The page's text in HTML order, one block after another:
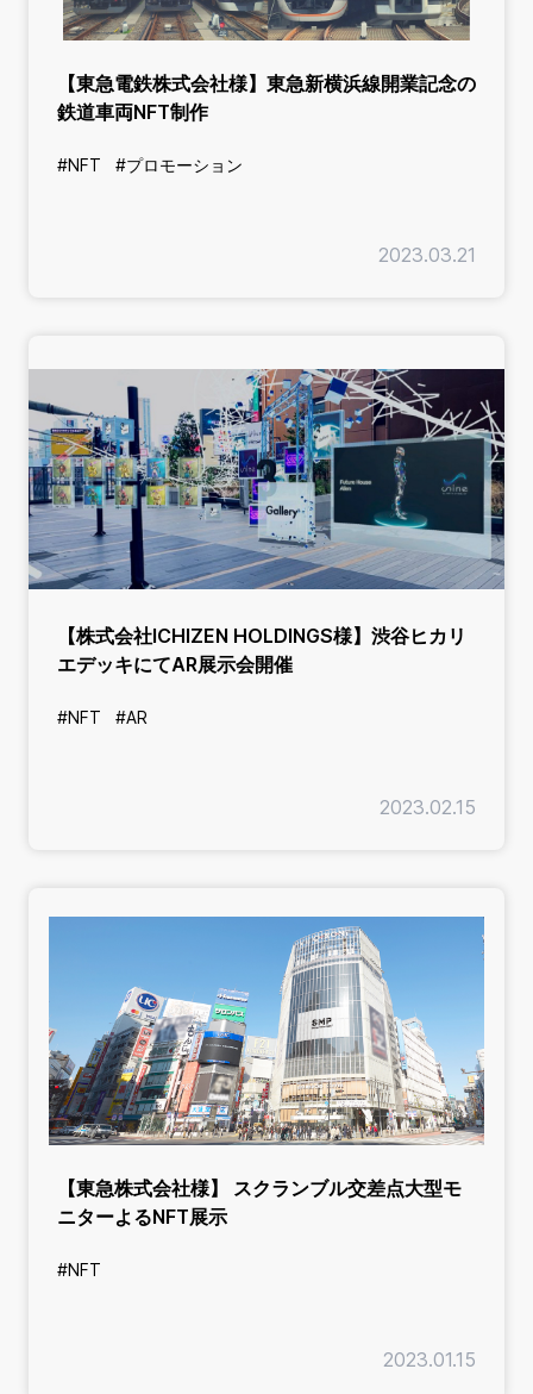
【東急電鉄株式会社様】東急新横浜線開業記念の
鉄道車両NFT制作
#NFT #プロモーション
2023.03.21
【株式会社ICHIZEN HOLDINGS様】渋谷ヒカリ
エデッキにてAR展示会開催
#NFT #AR
2023.02.15
【東急株式会社様】 スクランブル交差点大型モ
ニターよるNFT展示
#NFT
2023.01.15